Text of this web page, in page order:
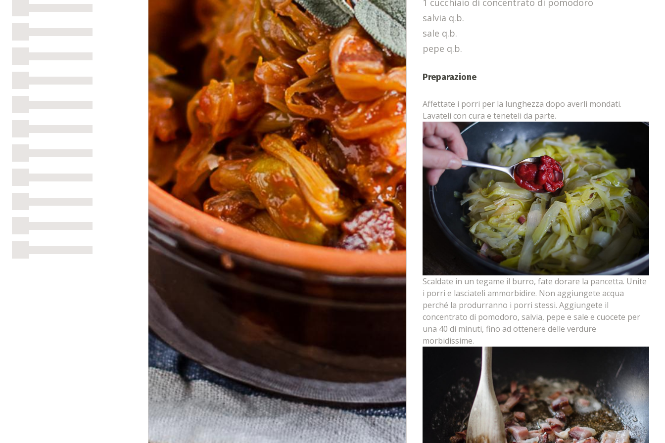
1 cucchiaio di concentrato di pomodoro
salvia q.b.
sale q.b.
pepe q.b.
Preparazione
Affettate i porri per la lunghezza dopo averli mondati.
Lavateli con cura e teneteli da parte.
Scaldate in un tegame il burro, fate dorare la pancetta. Unite
i porri e lasciateli ammorbidire. Non aggiungete acqua
perché la produrranno i porri stessi. Aggiungete il
concentrato di pomodoro, salvia, pepe e sale e cuocete per
una 40 di minuti, fino ad ottenere delle verdure
morbidissime.